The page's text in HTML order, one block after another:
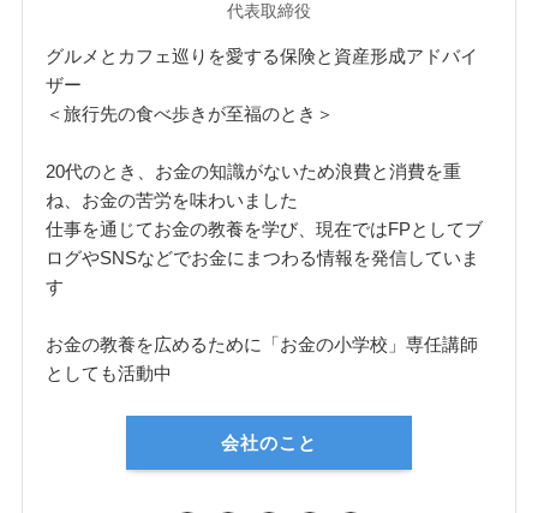
代表取締役
グルメとカフェ巡りを愛する保険と資産形成アドバイ
ザー
＜旅行先の食べ歩きが至福のとき＞
20代のとき、お金の知識がないため浪費と消費を重
ね、お金の苦労を味わいました
仕事を通じてお金の教養を学び、現在ではFPとしてブ
ログやSNSなどでお金にまつわる情報を発信していま
す
お金の教養を広めるために「お金の小学校」専任講師
としても活動中
会社のこと